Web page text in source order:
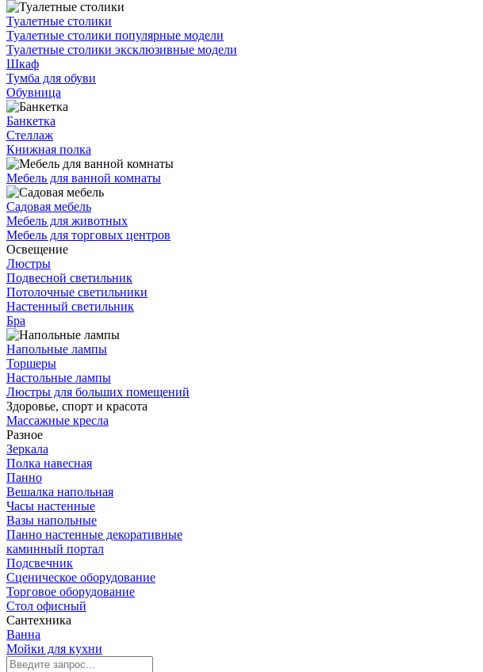
Туалетные столики
Туалетные столики популярные модели
Туалетные столики эксклюзивные модели
Шкаф
Тумба для обуви
Обувница
Банкетка
Стеллаж
Книжная полка
Мебель для ванной комнаты
Садовая мебель
Мебель для животных
Мебель для торговых центров
Освещение
Люстры
Подвесной светильник
Потолочные светильники
Настенный светильник
Бра
Напольные лампы
Торшеры
Настольные лампы
Люстры для больших помещений
Здоровье, спорт и красота
Массажные кресла
Разное
Зеркала
Полка навесная
Панно
Вешалка напольная
Часы настенные
Вазы напольные
Панно настенные декоративные
каминный портал
Подсвечник
Сценическое оборудование
Торговое оборудование
Стол офисный
Сантехника
Ванна
Мойки для кухни